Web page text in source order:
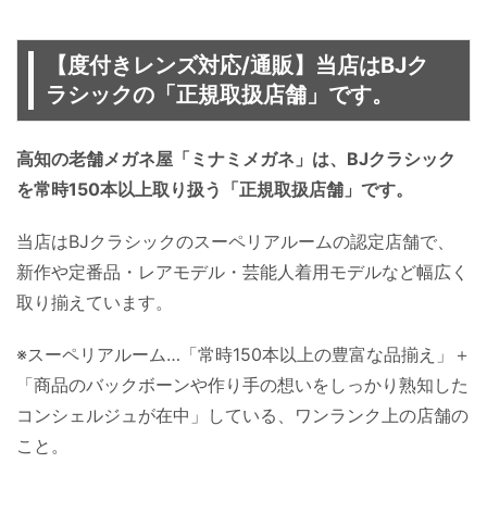
【度付きレンズ対応/通販】当店はBJク
ラシックの「正規取扱店舗」です。
高知の老舗メガネ屋「ミナミメガネ」は、BJクラシック
を常時150本以上取り扱う「正規取扱店舗」です。
当店はBJクラシックのスーペリアルームの認定店舗で、
新作や定番品・レアモデル・芸能人着用モデルなど幅広く
取り揃えています。
※スーペリアルーム…「常時150本以上の豊富な品揃え」＋
「商品のバックボーンや作り手の想いをしっかり熟知した
コンシェルジュが在中」している、ワンランク上の店舗の
こと。